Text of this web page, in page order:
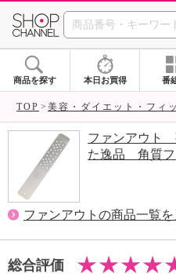
商品を探す 本日お買得 番
TOP 美容・ダイエット・フィ
ファンアウト
た逸品 角質フ
ファンアウトの商品一覧を
総合評価